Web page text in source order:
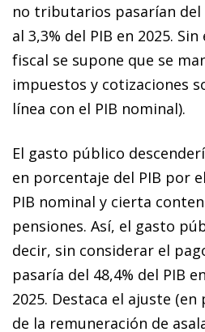
no tributarios pasarían del
al 3,3% del PIB en 2025.
fiscal se supone que se
impuestos y cotizaciones
línea con el PIB nominal).
El gasto público
en porcentaje del PIB por
PIB nominal y cierta
pensiones. Así, el gasto
decir, sin considerar el
pasaría del 48,4% del PIB
2025. Destaca el ajuste
de la remuneración de